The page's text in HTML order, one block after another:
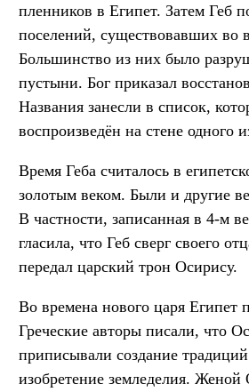
пленников в Египет. Затем Геб
поселений, существовавших во
Большинство из них было
пустыни. Бог приказал
Названия занесли в список,
воспроизведён на стене одного
Время Геба считалось в
золотым веком. Были и другие
В частности, записанная в 4-м
гласила, что Геб сверг своего
передал царский трон Осирису.
Во времена нового царя Египет
Греческие авторы писали, что
приписывали создание
изобретение земледелия. Женой